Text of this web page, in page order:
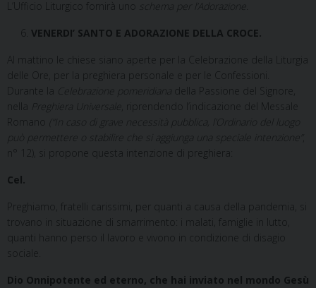
L’Ufficio Liturgico fornirà uno schema per l’Adorazione
VENERDI’ SANTO E ADORAZIONE DELLA CROCE.
Al mattino le chiese siano aperte per la Celebrazione della Liturgia
delle Ore, per la preghiera personale e per le Confessioni.
Durante la
Celebrazione pomeridiana
della Passione del Signore,
nella
, riprendendo l’indicazione del Messale
Romano
può permettere o stabilire che si aggiunga una speciale intenzione”
n° 12), si propone questa intenzione di preghiera:
Cel.
Preghiamo, fratelli carissimi, per quanti a causa della pandemia, si
trovano in situazione di smarrimento: i malati, famiglie in lutto,
quanti hanno perso il lavoro e vivono in condizione di disagio
sociale.
Dio Onnipotente ed eterno, che hai inviato nel mondo Gesù